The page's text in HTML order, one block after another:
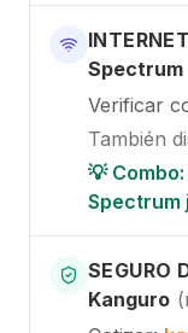
INTERNET
Spectrum
Verificar
También
💡
Spectrum
SEGURO
Kanguro (